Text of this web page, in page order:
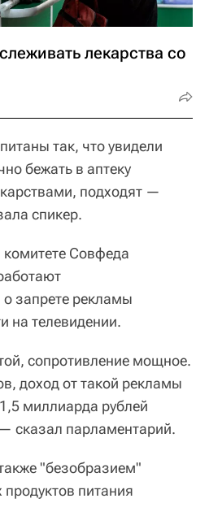
лекарства со
так, что увидели
бежать в аптеку
подходят —
спикер.
Совфеда
запрете рекламы
на телевидении.
сопротивление мощное.
доход от такой рекламы
миллиарда рублей
сказал парламентарий.
"безобразием"
питания